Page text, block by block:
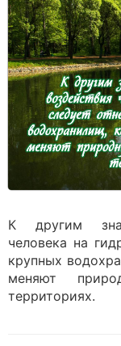
К другим
человека на
крупных
меняют
территориях.